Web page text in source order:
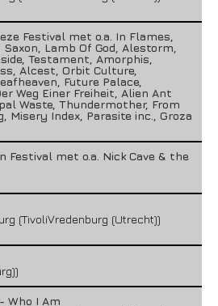
Festival met o.a. In Flames,
Lamb Of God, Alestorm,
Testament, Amorphis,
Alcest, Orbit Culture,
Future Palace,
Weg Einer Freiheit, Alien Ant
Waste, Thundermother, From
Misery Index, Parasite inc., Groza
Festival met o.a. Nick Cave & the
(TivoliVredenburg (Utrecht))
Who I Am